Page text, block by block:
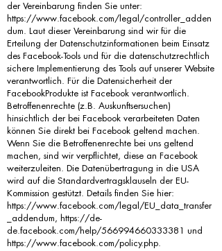
der Vereinbarung finden Sie unter:
https://www.facebook.com/legal/controller_adden
dum. Laut dieser Vereinbarung sind wir für die
Erteilung der Datenschutzinformationen beim Einsatz
des Facebook-Tools und für die datenschutzrechtlich
sichere Implementierung des Tools auf unserer Website
verantwortlich. Für die Datensicherheit der
FacebookProdukte ist Facebook verantwortlich.
Betroffenenrechte (z.B. Auskunftsersuchen)
hinsichtlich der bei Facebook verarbeiteten Daten
können Sie direkt bei Facebook geltend machen.
Wenn Sie die Betroffenenrechte bei uns geltend
machen, sind wir verpflichtet, diese an Facebook
weiterzuleiten. Die Datenübertragung in die USA
wird auf die Standardvertragsklauseln der EU-
Kommission gestützt. Details finden Sie hier:
https://www.facebook.com/legal/EU_data_transfer
_addendum, https://de-
de.facebook.com/help/566994660333381 und
https://www.facebook.com/policy.php.